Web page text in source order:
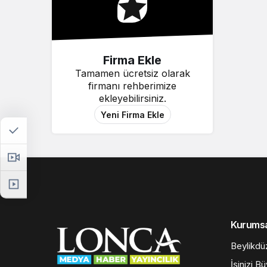
Firma Ekle
Tamamen ücretsiz olarak
firmanı rehberimize
ekleyebilirsiniz.
Yeni Firma Ekle
İşinizi